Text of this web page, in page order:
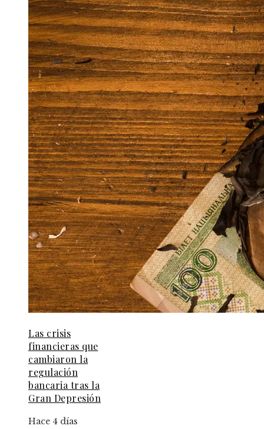
Las crisis
financieras que
cambiaron la
regulación
bancaria tras la
Gran Depresión
Hace 4 días